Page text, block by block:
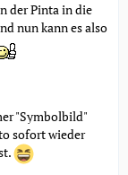
der Pinta in die
nun kann es also
"Symbolbild"
sofort wieder